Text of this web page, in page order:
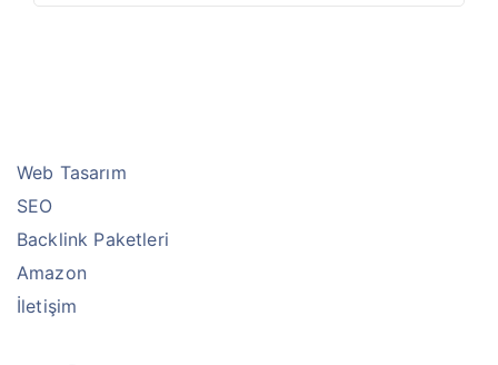
Web Tasarım
SEO
Backlink Paketleri
Amazon
İletişim